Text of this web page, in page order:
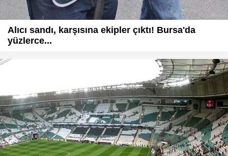
Alıcı sandı, karşısına ekipler çıktı! Bursa'da
yüzlerce...